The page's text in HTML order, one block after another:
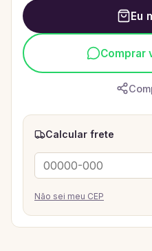
Eu
Comprar
Calcular frete
Não sei meu CEP